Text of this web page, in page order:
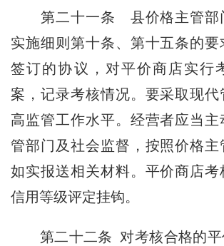
第二十一条 县价格主管部
实施细则第十条、第十五条的
签订的协议，对平价商店实行
案，记录考核情况。要采取现代
高监管工作水平。经营者应当主
管部门及社会监督，按照价格主
如实报送相关材料。平价商店
信用等级评定挂钩。
第二十二条 对考核合格的